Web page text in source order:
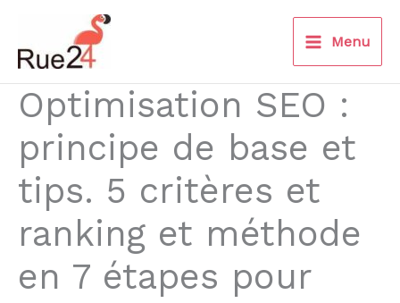
contenu
Menu
Optimisation SEO :
principe de base et
tips. 5 critères et
ranking et méthode
en 7 étapes pour